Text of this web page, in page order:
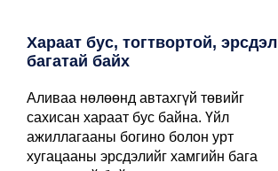
Хараат бус, тогтвортой, эрсдэл
багатай байх
Аливаа нөлөөнд автахгүй төвийг
сахисан хараат бус байна. Үйл
ажиллагааны богино болон урт
хугацааны эрсдэлийг хамгийн бага